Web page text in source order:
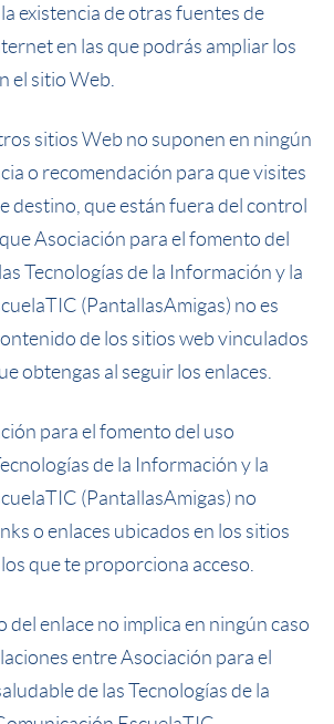
existencia de otras fuentes de
en las que podrás ampliar los
el sitio Web.
sitios Web no suponen en ningún
o recomendación para que visites
destino, que están fuera del control
Asociación para el fomento del
Tecnologías de la Información y la
(PantallasAmigas) no es
de los sitios web vinculados
obtengas al seguir los enlaces.
para el fomento del uso
de la Información y la
(PantallasAmigas) no
o enlaces ubicados en los sitios
que te proporciona acceso.
del enlace no implica en ningún caso
entre Asociación para el
de las Tecnologías de la